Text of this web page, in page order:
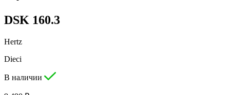
DSK 160.3
Hertz
Dieci
В наличии